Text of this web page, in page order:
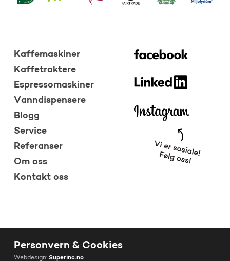
Kaffemaskiner
Kaffetraktere
Espressomaskiner
Vanndispensere
Blogg
Service
Referanser
Om oss
Kontakt oss
Personvern & Cookies
Webdesign: Superinc.no